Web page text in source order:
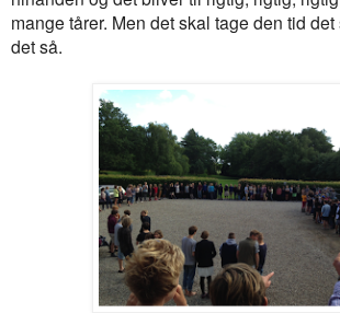
mange tårer. Men det skal tage den tid
det så.